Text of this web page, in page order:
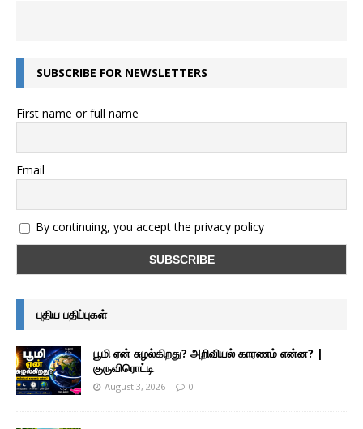
SUBSCRIBE FOR NEWSLETTERS
First name or full name
Email
By continuing, you accept the privacy policy
புதிய பதிப்புகள்
பூமி ஏன் சுழல்கிறது? அறிவியல் காரணம் என்ன? |
குருவிரொட்டி
August 3, 2026 0